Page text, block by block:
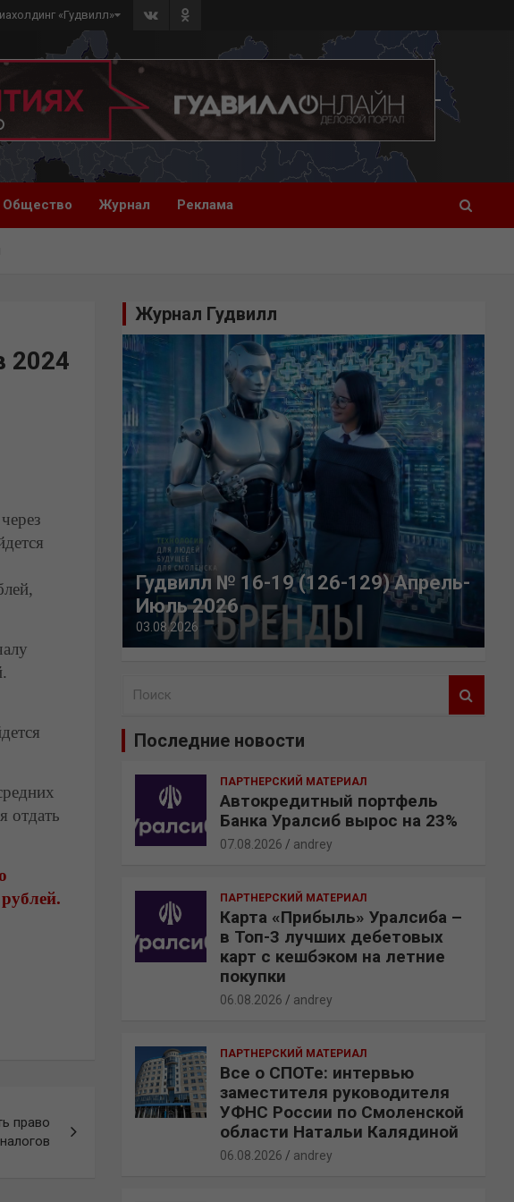
«Гудвилл»
Общество Журнал Реклама
2024
отдать
право
Журнал Гудвилл
Гудвилл № 16-19 (126-129) Апрель-
Июль 2026
03.08.2026
Последние новости
ПАРТНЕРСКИЙ МАТЕРИАЛ
Автокредитный портфель
Банка Уралсиб вырос на 23%
07.08.2026 andrey
ПАРТНЕРСКИЙ МАТЕРИАЛ
Карта «Прибыль» Уралсиба –
в Топ-3 лучших дебетовых
карт с кешбэком на летние
покупки
06.08.2026 andrey
ПАРТНЕРСКИЙ МАТЕРИАЛ
Все о СПОТе: интервью
заместителя руководителя
УФНС России по Смоленской
области Натальи Калядиной
06.08.2026 andrey